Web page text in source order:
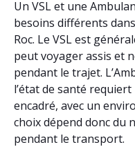
Un VSL et une
besoins différents
Roc. Le VSL est
peut voyager assis et
pendant le trajet.
l’état de santé
encadré, avec un
choix dépend donc du
pendant le transport.